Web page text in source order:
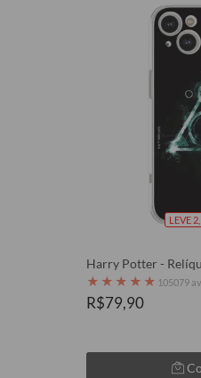
LEVE
Harry Potter -
★ ★ ★ ★ ★ 105079
R$79,90